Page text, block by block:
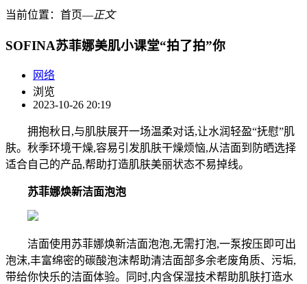
当前位置： 首页―正文
SOFINA苏菲娜美肌小课堂“拍了拍”你
网络
浏览
2023-10-26 20:19
拥抱秋日,与肌肤展开一场温柔对话,让水润轻盈“抚慰”肌
肤。秋季环境干燥,容易引发肌肤干燥烦恼,从洁面到防晒选择
适合自己的产品,帮助打造肌肤美丽状态不易掉线。
苏菲娜焕新洁面泡泡
洁面使用苏菲娜焕新洁面泡泡,无需打泡,一泵按压即可出
泡沫,丰富绵密的碳酸泡沫帮助清洁面部多余老废角质、污垢,
带给你快乐的洁面体验。同时,内含保湿技术帮助肌肤打造水